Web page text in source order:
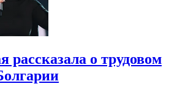
рассказала о трудовом